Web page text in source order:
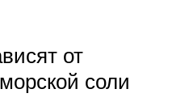
от
соли